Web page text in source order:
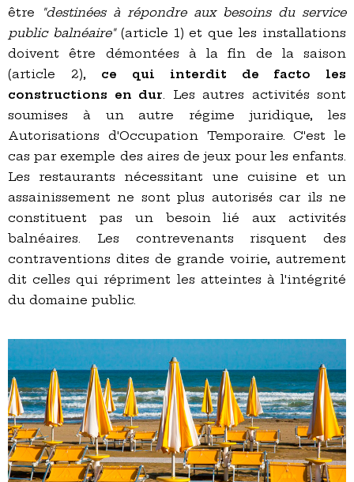
être
"destinées à répondre aux besoins du service
public balnéaire"(article 1) et que les installations
doivent être démontées à la fin de la saison
(article 2), ce qui interdit de facto les
constructions en dur. Les autres activités sont
soumises à un autre régime juridique, les
Autorisations d'Occupation Temporaire. C'est le
cas par exemple des aires de jeux pour les enfants.
Les restaurants nécessitant une cuisine et un
assainissement ne sont plus autorisés car ils ne
constituent pas un besoin lié aux activités
balnéaires. Les contrevenants risquent des
contraventions dites de grande voirie, autrement
dit celles qui répriment les atteintes à l'intégrité
du domaine public.